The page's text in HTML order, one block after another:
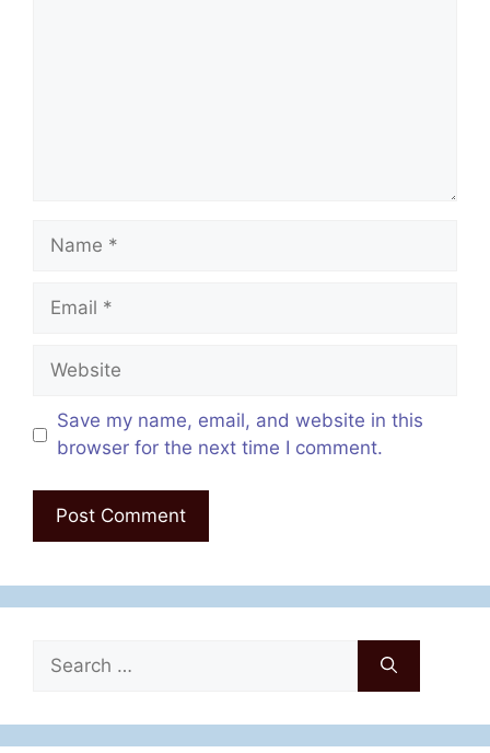
Name
Email
Website
Save my name, email, and website in this
browser for the next time I comment.
for: